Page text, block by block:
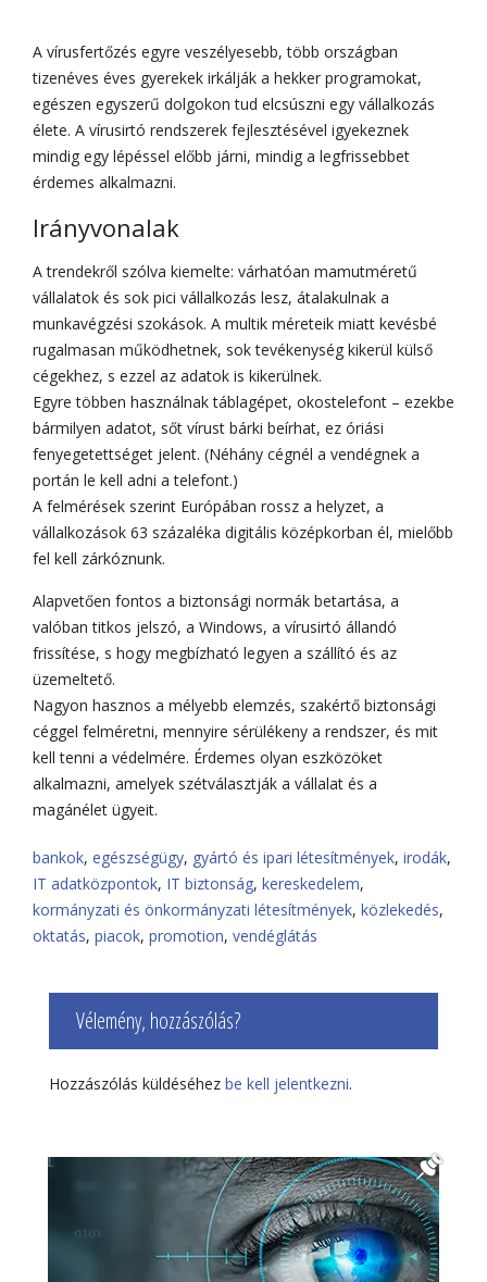
A vírusfertőzés egyre veszélyesebb, több országban
tizenéves éves gyerekek irkálják a hekker programokat,
egészen egyszerű dolgokon tud elcsúszni egy vállalkozás
élete. A vírusirtó rendszerek fejlesztésével igyekeznek
mindig egy lépéssel előbb járni, mindig a legfrissebbet
érdemes alkalmazni.
Irányvonalak
A trendekről szólva kiemelte: várhatóan mamutméretű
vállalatok és sok pici vállalkozás lesz, átalakulnak a
munkavégzési szokások. A multik méreteik miatt kevésbé
rugalmasan működhetnek, sok tevékenység kikerül külső
cégekhez, s ezzel az adatok is kikerülnek.
Egyre többen használnak táblagépet, okostelefont – ezekbe
bármilyen adatot, sőt vírust bárki beírhat, ez óriási
fenyegetettséget jelent. (Néhány cégnél a vendégnek a
portán le kell adni a telefont.)
A felmérések szerint Európában rossz a helyzet, a
vállalkozások 63 százaléka digitális középkorban él, mielőbb
fel kell zárkóznunk.
Alapvetően fontos a biztonsági normák betartása, a
valóban titkos jelszó, a Windows, a vírusirtó állandó
frissítése, s hogy megbízható legyen a szállító és az
üzemeltető.
Nagyon hasznos a mélyebb elemzés, szakértő biztonsági
céggel felméretni, mennyire sérülékeny a rendszer, és mit
kell tenni a védelmére. Érdemes olyan eszközöket
alkalmazni, amelyek szétválasztják a vállalat és a
magánélet ügyeit.
bankok, egészségügy, gyártó és ipari létesítmények, irodák,
IT adatközpontok, IT biztonság, kereskedelem,
kormányzati és önkormányzati létesítmények, közlekedés,
oktatás, piacok, promotion, vendéglátás
Vélemény, hozzászólás?
Hozzászólás küldéséhez be kell jelentkezni.